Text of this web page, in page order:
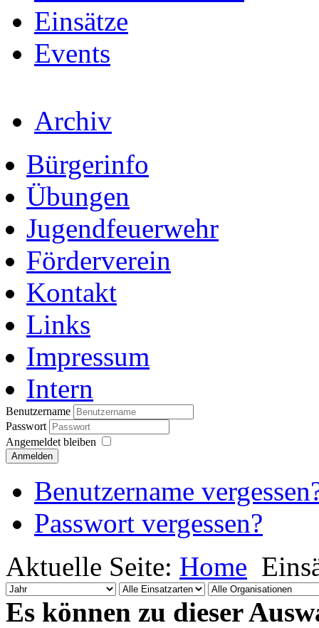
Einsätze
Events
Archiv
Bürgerinfo
Übungen
Jugendfeuerwehr
Förderverein
Kontakt
Links
Impressum
Intern
Benutzername
Passwort
Angemeldet bleiben
Anmelden
Benutzername
Passwort vergessen?
Aktuelle Seite: Home
Es können zu dieser